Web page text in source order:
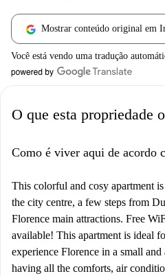
Mostrar conteúdo original em
Você está vendo uma tradução
O que esta propriedade
Como é viver aqui de acordo
This colorful and cosy apartment
the city centre, a few steps from
Florence main attractions. Free
available! This apartment is ideal
experience Florence in a small
having all the comforts, air